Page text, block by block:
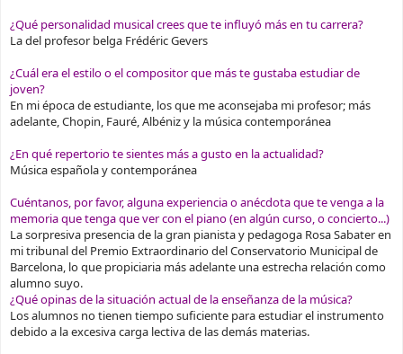
¿Qué personalidad musical crees que te influyó más en tu carrera?
La del profesor belga Frédéric Gevers
¿Cuál era el estilo o el compositor que más te gustaba estudiar de
joven?
En mi época de estudiante, los que me aconsejaba mi profesor; más
adelante, Chopin, Fauré, Albéniz y la música contemporánea
¿En qué repertorio te sientes más a gusto en la actualidad?
Música española y contemporánea
Cuéntanos, por favor, alguna experiencia o anécdota que te venga a la
memoria que tenga que ver con el piano (en algún curso, o concierto...)
La sorpresiva presencia de la gran pianista y pedagoga Rosa Sabater en
mi tribunal del Premio Extraordinario del Conservatorio Municipal de
Barcelona, lo que propiciaria más adelante una estrecha relación como
alumno suyo.
¿Qué opinas de la situación actual de la enseñanza de la música?
Los alumnos no tienen tiempo suficiente para estudiar el instrumento
debido a la excesiva carga lectiva de las demás materias.